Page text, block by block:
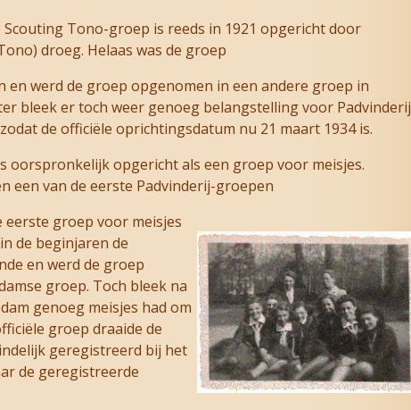
Tono-groep is reeds in 1921 opgericht door
droeg. Helaas was de groep
en werd de groep opgenomen in een andere groep in
bleek er toch weer genoeg belangstelling voor Padvinderij
de officiële oprichtingsdatum nu 21 maart 1934 is.
oorspronkelijk opgericht als een groep voor meisjes.
een van de eerste Padvinderij-groepen
eerste groep voor meisjes
de beginjaren de
en werd de groep
groep. Toch bleek na
genoeg meisjes had om
groep draaide de
geregistreerd bij het
de geregistreerde